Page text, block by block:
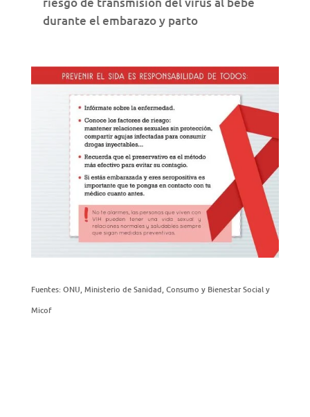
durante el embarazo y parto
Fuentes: ONU, Ministerio de Sanidad, Consumo y Bienestar Social y
Micof